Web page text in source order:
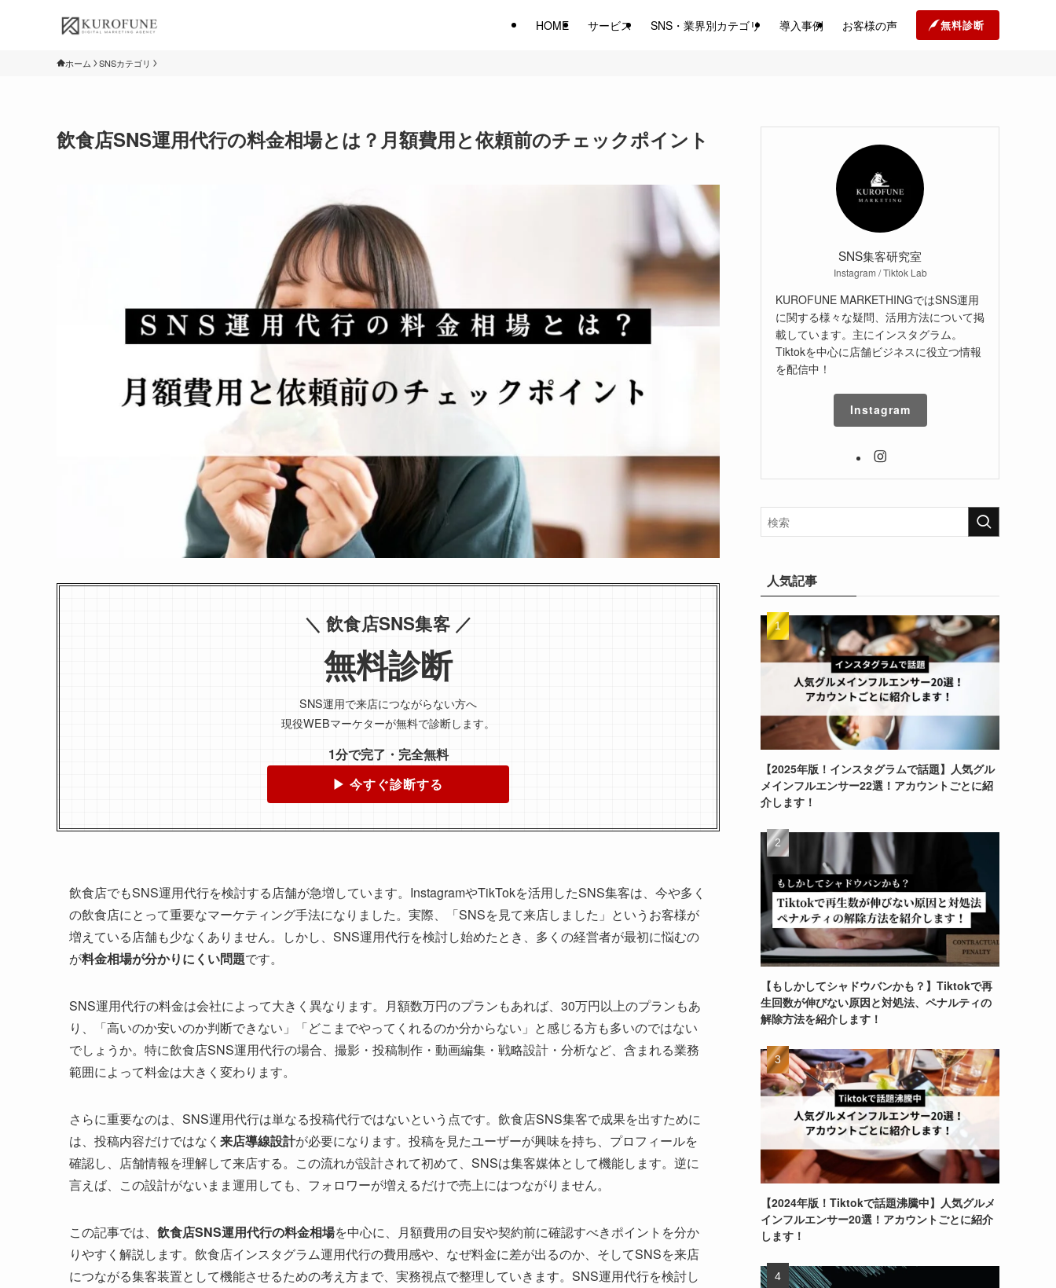
HOME サービス SNS・業界別カテゴリ 導入事例 お客様の声 無料診断
ホーム SNSカテゴリ
飲食店SNS運用代行の料金相場とは？月額費用と依頼前のチェックポイント
＼ 飲食店SNS集客 ／
無料診断
SNS運用で来店につながらない方へ
現役WEBマーケターが無料で診断します。
1分で完了・完全無料
▶ 今すぐ診断する
飲食店でもSNS運用代行を検討する店舗が急増しています。InstagramやTikTokを活用したSNS集客は、今や多く
の飲食店にとって重要なマーケティング手法になりました。実際、「SNSを見て来店しました」というお客様が
増えている店舗も少なくありません。しかし、SNS運用代行を検討し始めたとき、多くの経営者が最初に悩むの
が料金相場が分かりにくい問題です。
SNS運用代行の料金は会社によって大きく異なります。月額数万円のプランもあれば、30万円以上のプランもあ
り、「高いのか安いのか判断できない」「どこまでやってくれるのか分からない」と感じる方も多いのではない
でしょうか。特に飲食店SNS運用代行の場合、撮影・投稿制作・動画編集・戦略設計・分析など、含まれる業務
範囲によって料金は大きく変わります。
さらに重要なのは、SNS運用代行は単なる投稿代行ではないという点です。飲食店SNS集客で成果を出すために
は、投稿内容だけではなく 来店導線設計が必要になります。投稿を見たユーザーが興味を持ち、プロフィールを
確認し、店舗情報を理解して来店する。この流れが設計されて初めて、SNSは集客媒体として機能します。逆に
言えば、この設計がないまま運用しても、フォロワーが増えるだけで売上にはつながりません。
この記事では、 飲食店SNS運用代行の料金相場を中心に、月額費用の目安や契約前に確認すべきポイントを分か
りやすく解説します。飲食店インスタグラム運用代行の費用感や、なぜ料金に差が出るのか、そしてSNSを来店
につながる集客装置として機能させるための考え方まで、実務視点で整理していきます。SNS運用代行を検討し
SNS集客研究室
Instagram / Tiktok Lab
KUROFUNE MARKETHINGではSNS運用
に関する様々な疑問、活用方法について掲
載しています。主にインスタグラム。
Tiktokを中心に店舗ビジネスに役立つ情報
を配信中！
Instagram
人気記事
【2025年版！インスタグラムで話題】人気グル
メインフルエンサー22選！アカウントごとに紹
介します！
【もしかしてシャドウバンかも？】Tiktokで再
生回数が伸びない原因と対処法、ペナルティの
解除方法を紹介します！
【2024年版！Tiktokで話題沸騰中】人気グルメ
インフルエンサー20選！アカウントごとに紹介
します！